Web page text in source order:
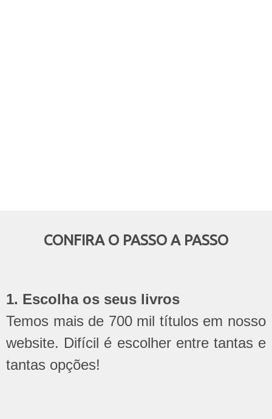
CONFIRA O PASSO A PASSO
1. Escolha os seus livros
Temos mais de 700 mil títulos em nosso
website. Difícil é escolher entre tantas e
tantas opções!